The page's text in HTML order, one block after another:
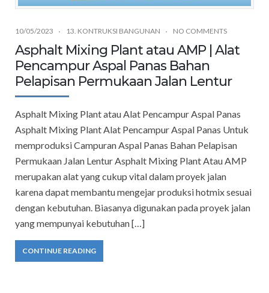
10/05/2023 13. KONTRUKSI BANGUNAN NO COMMENTS
Asphalt Mixing Plant atau AMP | Alat
Pencampur Aspal Panas Bahan
Pelapisan Permukaan Jalan Lentur
Asphalt Mixing Plant atau Alat Pencampur Aspal Panas
Asphalt Mixing Plant Alat Pencampur Aspal Panas Untuk
memproduksi Campuran Aspal Panas Bahan Pelapisan
Permukaan Jalan Lentur Asphalt Mixing Plant Atau AMP
merupakan alat yang cukup vital dalam proyek jalan
karena dapat membantu mengejar produksi hotmix sesuai
dengan kebutuhan. Biasanya digunakan pada proyek jalan
yang mempunyai kebutuhan […]
CONTINUE READING